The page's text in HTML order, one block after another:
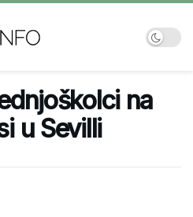
na
u Sevilli